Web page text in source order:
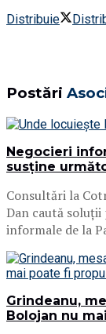
Distribuie
Postări
Negocieri
susține
Consultări la
Dan caută
informale de la
Grindeanu,
Bolojan nu